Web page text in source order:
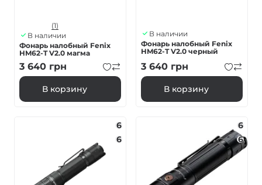
(1)
В наличии
Фонарь налобный Fenix ​​
HM62-T V2.0 магма
3 640 грн
В корзину
В наличии
Фонарь налобный Fenix ​​
HM62-T V2.0 черный
3 640 грн
В корзину
6
6
6
6